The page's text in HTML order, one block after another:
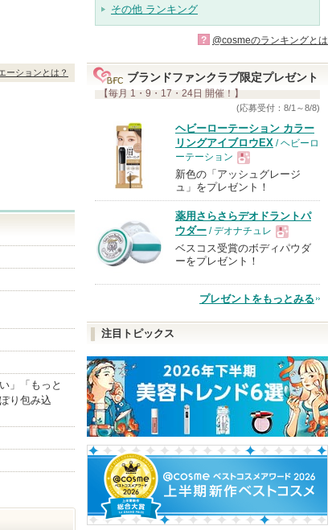
ーションとは？
」「もっと
り包み込
その他 ランキング
? @cosmeのランキングとは
ブランドファンクラブ限定プレゼント
【毎月 1・9・17・24日 開催！】
(応募受付：8/1～8/8)
ヘビーローテーション カラー
リングアイブロウEX / ヘビーロ
ーテーション
現
品
新色の「アッシュグレージ
ュ」をプレゼント！
薬用さらさらデオドラントパ
ウダー / デオナチュレ
現
品
ベスコス受賞のボディパウダ
ーをプレゼント！
プレゼントをもっとみる
注目トピックス